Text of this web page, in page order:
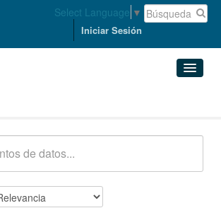
Select Language ▼
Iniciar Sesión